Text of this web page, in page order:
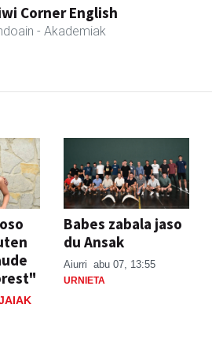
Corner English
- Akademiak
Babes zabala jaso
du Ansak
Aiurri abu 07, 13:55
URNIETA